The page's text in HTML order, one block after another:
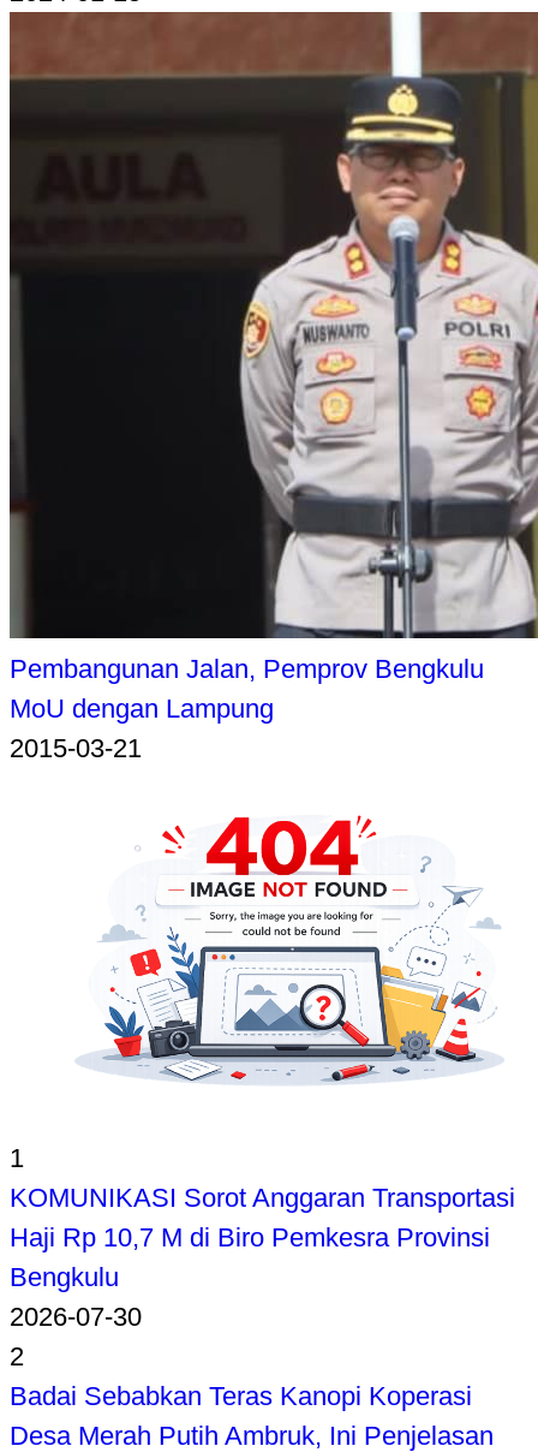
Pembangunan Jalan, Pemprov Bengkulu
MoU dengan Lampung
2015-03-21
1
KOMUNIKASI Sorot Anggaran Transportasi
Haji Rp 10,7 M di Biro Pemkesra Provinsi
Bengkulu
2026-07-30
2
Badai Sebabkan Teras Kanopi Koperasi
Desa Merah Putih Ambruk, Ini Penjelasan